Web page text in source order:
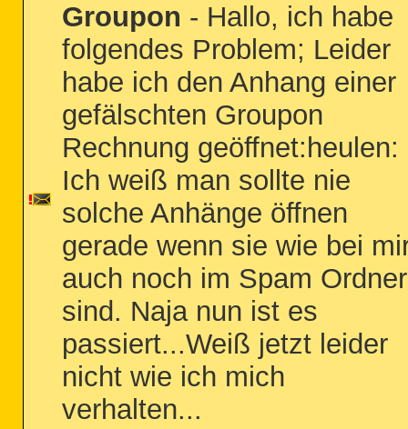
Groupon - Hallo, ich habe
folgendes Problem; Leider
habe ich den Anhang einer
gefälschten Groupon
Rechnung geöffnet:heulen:
Ich weiß man sollte nie
solche Anhänge öffnen
gerade wenn sie wie bei
auch noch im Spam Ordner
sind. Naja nun ist es
passiert...Weiß jetzt leider
nicht wie ich mich
verhalten...